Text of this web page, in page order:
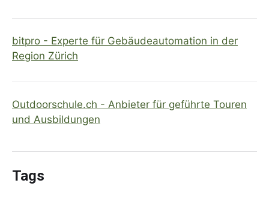
bitpro - Experte für Gebäudeautomation in der
Region Zürich
Outdoorschule.ch - Anbieter für geführte Touren
und Ausbildungen
Tags